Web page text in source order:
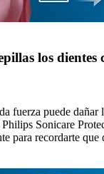
los dientes
fuerza puede dañar
Sonicare
para recordarte que